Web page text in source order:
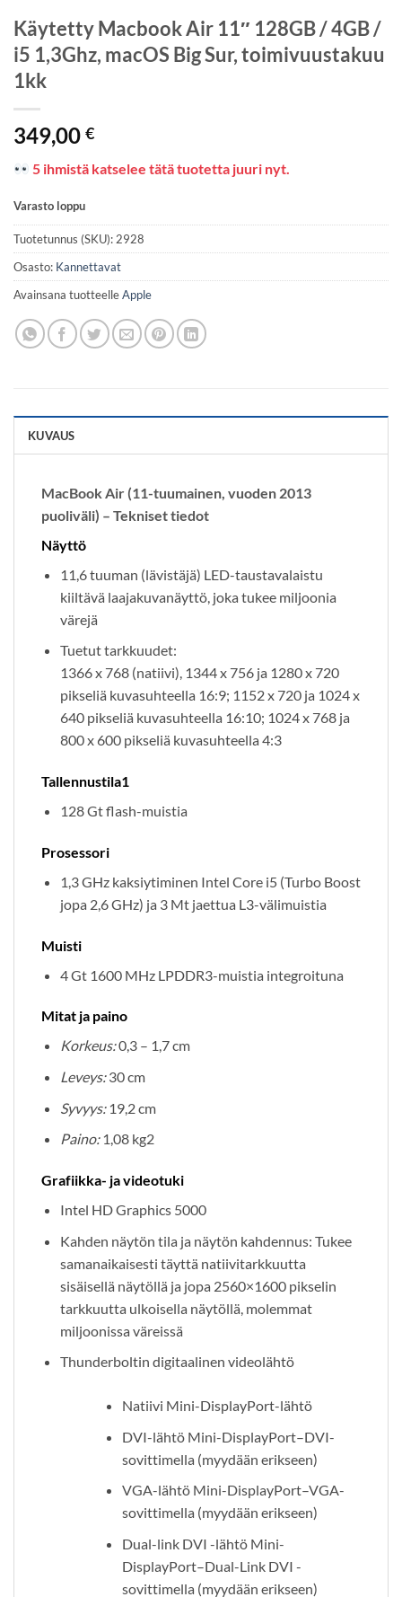
Käytetty Macbook Air 11″ 128GB / 4GB /
i5 1,3Ghz, macOS Big Sur, toimivuustakuu
1kk
349,00 €
5 ihmistä katselee tätä tuotetta juuri nyt.
Varasto loppu
Tuotetunnus (SKU): 2928
Osasto: Kannettavat
Avainsana tuotteelleApple
KUVAUS
MacBook Air (11-tuumainen, vuoden 2013
puoliväli) – Tekniset tiedot
Näyttö
11,6 tuuman (lävistäjä) LED-taustavalaistu
kiiltävä laajakuvanäyttö, joka tukee miljoonia
värejä
Tuetut tarkkuudet:
1366 x 768 (natiivi), 1344 x 756 ja 1280 x 720
pikseliä kuvasuhteella 16:9; 1152 x 720 ja 1024 x
640 pikseliä kuvasuhteella 16:10; 1024 x 768 ja
800 x 600 pikseliä kuvasuhteella 4:3
Tallennustila1
128 Gt flash-muistia
Prosessori
1,3 GHz kaksiytiminen Intel Core i5 (Turbo Boost
jopa 2,6 GHz) ja 3 Mt jaettua L3-välimuistia
Muisti
4 Gt 1600 MHz LPDDR3-muistia integroituna
Mitat ja paino
Korkeus:0,3 – 1,7 cm
Leveys:30 cm
Syvyys: 19,2 cm
Paino: 1,08 kg2
Grafiikka- ja videotuki
Intel HD Graphics 5000
Kahden näytön tila ja näytön kahdennus: Tukee
samanaikaisesti täyttä natiivitarkkuutta
sisäisellä näytöllä ja jopa 2560×1600 pikselin
tarkkuutta ulkoisella näytöllä, molemmat
miljoonissa väreissä
Thunderboltin digitaalinen videolähtö
Natiivi Mini-DisplayPort-lähtö
DVI-lähtö Mini-DisplayPort–DVI-
sovittimella (myydään erikseen)
VGA-lähtö Mini-DisplayPort–VGA-
sovittimella (myydään erikseen)
Dual-link DVI -lähtö Mini-
DisplayPort–Dual-Link DVI -
sovittimella (myydään erikseen)